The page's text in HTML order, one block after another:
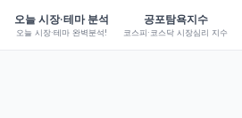
오늘 시장·테마 분석
오늘 시장·테마 완벽분석!
공포탐욕지수
코스피·코스닥 시장심리 지수